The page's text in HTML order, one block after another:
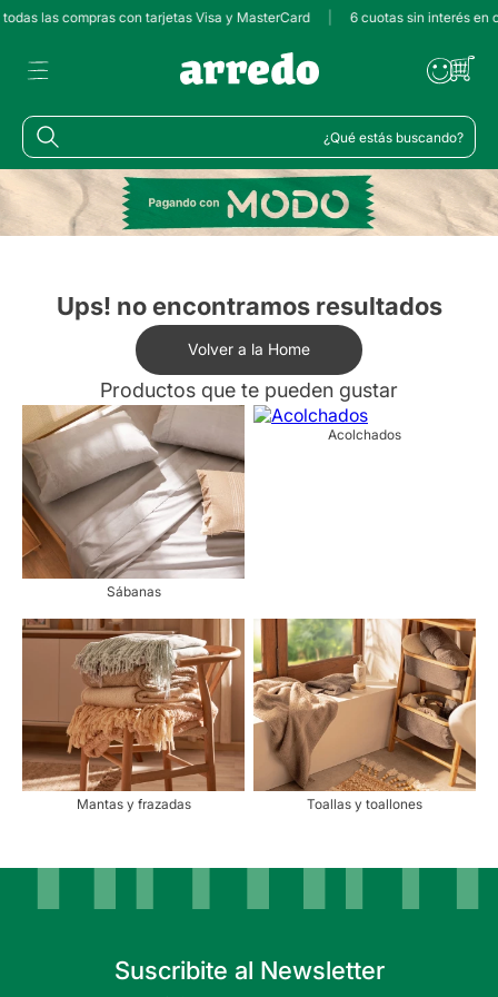
las compras con tarjetas Visa y MasterCard 6 cuotas sin interés en
¿Qué estás buscando?
Ups! no encontramos resultados
Volver a la Home
Productos que te pueden gustar
Sábanas
Acolchados
Mantas y frazadas Toallas y toallones
Suscribite al Newsletter